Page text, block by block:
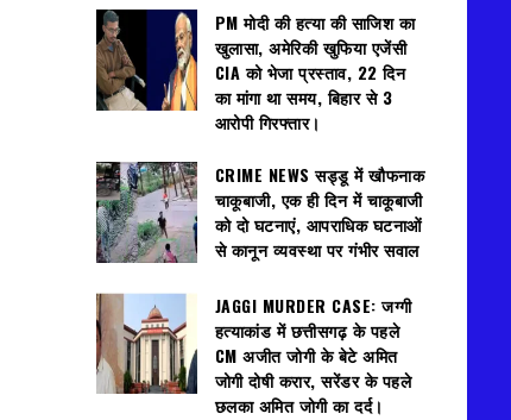
PM मोदी की हत्या की साजिश का
खुलासा, अमेरिकी खुफिया एजेंसी
CIA को भेजा प्रस्ताव, 22 दिन
का मांगा था समय, बिहार से 3
आरोपी गिरफ्तार।
CRIME NEWS सड्डू में खौफनाक
चाकूबाजी, एक ही दिन में चाकूबाजी
को दो घटनाएं, आपराधिक घटनाओं
से कानून व्यवस्था पर गंभीर सवाल
JAGGI MURDER CASE: जग्गी
हत्याकांड में छत्तीसगढ़ के पहले
CM अजीत जोगी के बेटे अमित
जोगी दोषी करार, सरेंडर के पहले
छलका अमित जोगी का दर्द।